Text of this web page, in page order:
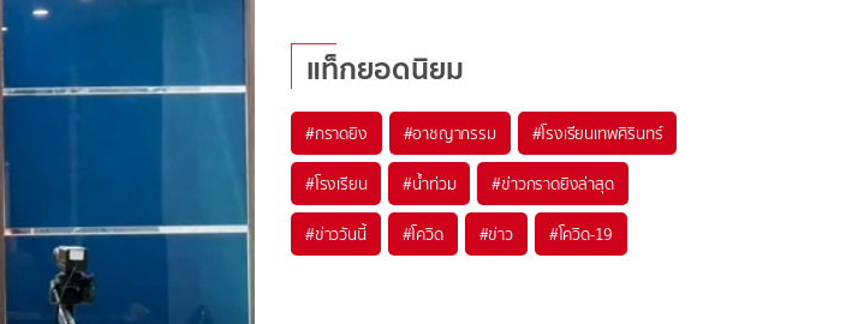
แท็กยอดนิยม
#กราดยิง #อาชญากรรม #โรงเรียนเทพศิรินทร์
#โรงเรียน #น้ำท่วม #ข่าวกราดยิงล่าสุด
#ข่าววันนี้ #โควิด #ข่าว #โควิด-19